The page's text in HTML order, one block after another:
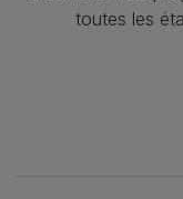
toutes les